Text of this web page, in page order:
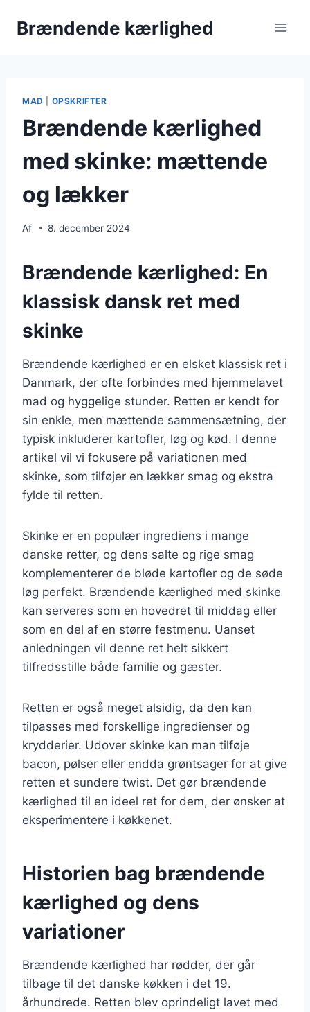
Brændende kærlighed
MAD OPSKRIFTER
Brændende kærlighed
med skinke: mættende
og lækker
Af 8. december 2024
Brændende kærlighed: En
klassisk dansk ret med
skinke
Brændende kærlighed er en elsket klassisk ret i
Danmark, der ofte forbindes med hjemmelavet
mad og hyggelige stunder. Retten er kendt for
sin enkle, men mættende sammensætning, der
typisk inkluderer kartofler, løg og kød. I denne
artikel vil vi fokusere på variationen med
skinke, som tilføjer en lækker smag og ekstra
fylde til retten.
Skinke er en populær ingrediens i mange
danske retter, og dens salte og rige smag
komplementerer de bløde kartofler og de søde
løg perfekt. Brændende kærlighed med skinke
kan serveres som en hovedret til middag eller
som en del af en større festmenu. Uanset
anledningen vil denne ret helt sikkert
tilfredsstille både familie og gæster.
Retten er også meget alsidig, da den kan
tilpasses med forskellige ingredienser og
krydderier. Udover skinke kan man tilføje
bacon, pølser eller endda grøntsager for at give
retten et sundere twist. Det gør brændende
kærlighed til en ideel ret for dem, der ønsker at
eksperimentere i køkkenet.
Historien bag brændende
kærlighed og dens
variationer
Brændende kærlighed har rødder, der går
tilbage til det danske køkken i det 19.
århundrede. Retten blev oprindeligt lavet med